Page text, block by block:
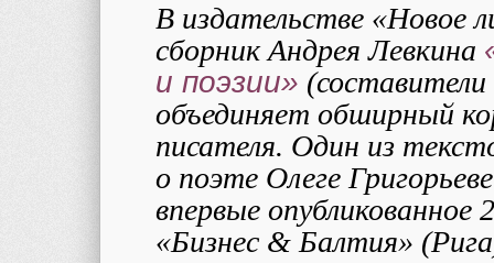
В издательстве «Новое
сборник Андрея Левкина
и поэзии»
объединяет обширный
писателя. Один из
о поэте Олеге
впервые опубликованное
«Бизнес & Балтия»